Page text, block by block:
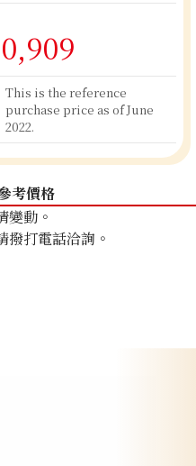
This is the reference
purchase price as of June
2022.
考價格
變動。
撥打電話洽詢。